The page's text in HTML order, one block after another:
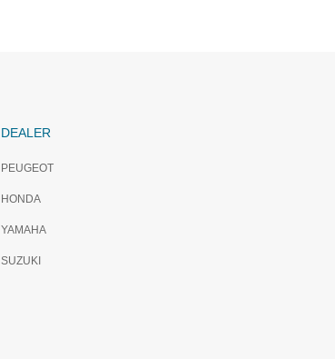
DEALER
PEUGEOT
HONDA
YAMAHA
SUZUKI